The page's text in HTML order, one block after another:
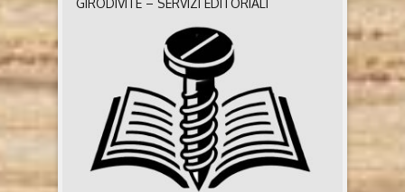
INTERVISTA ESCLUSIVA ALLO
SCRITTORE NOIR FRANÇOIS
François Morlupi (Roma, 1983) italo-francese, lavora
in ambito informatico in una scuola francese di
Roma. Dopo aver dominato le classifiche ebook, ad
aprile 2021 è approdato in libreria con Come delfini
tra pescecani, romanzo che lo fa conoscere al
grande pubblico (miglior esordio noir dell’anno) e
con cui vince il Premio Scerbanenco. Nel marzo ..
GIRODIVITE – SERVIZI EDITORIALI